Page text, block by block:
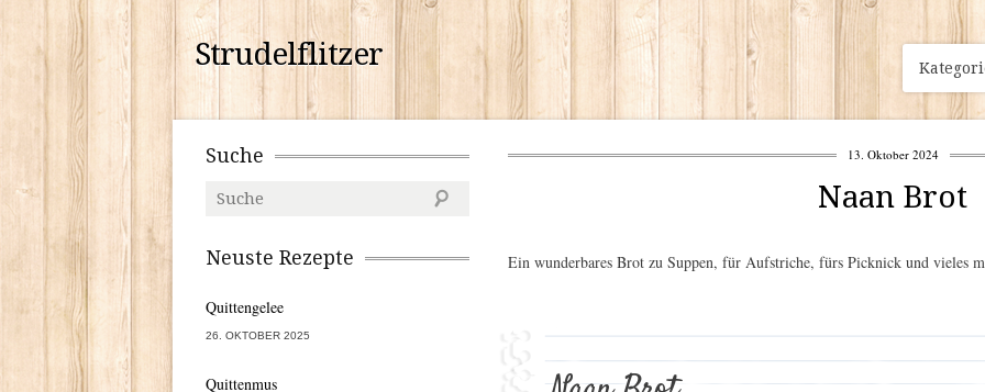
Strudelflitzer
13. Oktober 2024
Naan Brot
Ein wunderbares Brot zu Suppen, für Aufstriche, fürs Picknick und vieles
Suche
Neuste Rezepte
Quittengelee
26. OKTOBER 2025
Quittenmus